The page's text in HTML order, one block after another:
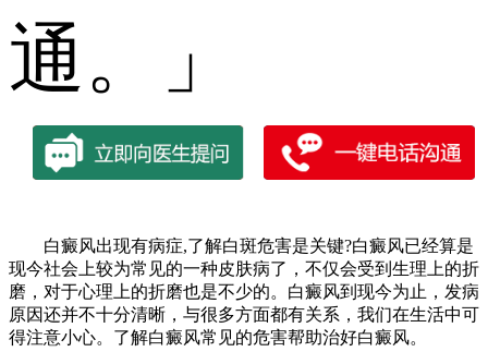
通。」
白癜风出现有病症,了解白斑危害是关键?白癜风已经算是
现今社会上较为常见的一种皮肤病了，不仅会受到生理上的折
磨，对于心理上的折磨也是不少的。白癜风到现今为止，发病
原因还并不十分清晰，与很多方面都有关系，我们在生活中可
得注意小心。了解白癜风常见的危害帮助治好白癜风。